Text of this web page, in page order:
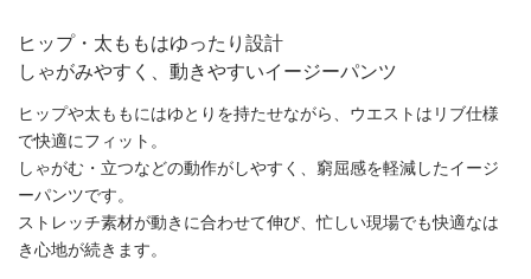
ヒップ・太ももはゆったり設計
しゃがみやすく、動きやすいイージーパンツ
ヒップや太ももにはゆとりを持たせながら、ウエストはリブ仕様
で快適にフィット。
しゃがむ・立つなどの動作がしやすく、窮屈感を軽減したイージ
ーパンツです。
ストレッチ素材が動きに合わせて伸び、忙しい現場でも快適なは
き心地が続きます。